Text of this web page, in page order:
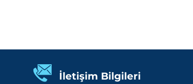
İletişim Bilgileri